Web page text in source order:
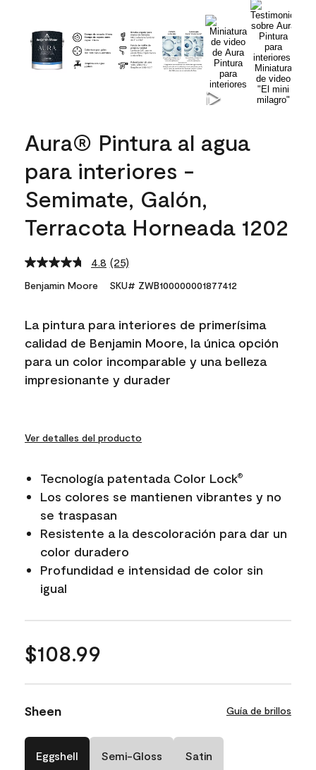
Aura® Pintura al agua
para interiores -
Semimate, Galón,
Terracota Horneada 1202
4.8 Read
25
Reviews.
link.
(25)
Benjamin Moore SKU# ZWB100000001877412
La pintura para interiores de primerísima
calidad de Benjamin Moore, la única opción
para un color incomparable y una belleza
impresionante y durader
Ver detalles del producto
Tecnología patentada Color Lock®
Los colores se mantienen vibrantes y no
se traspasan
Resistente a la descoloración para dar un
color duradero
Profundidad e intensidad de color sin
igual
$108.99
Sheen Guía de brillos
Eggshell Semi-Gloss Satin